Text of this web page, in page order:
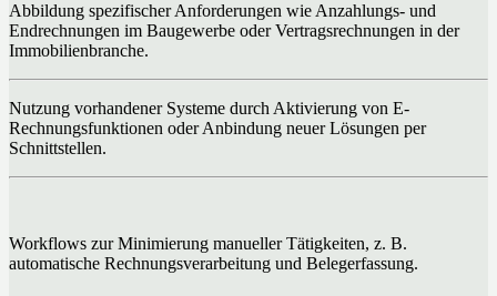
Abbildung spezifischer Anforderungen wie Anzahlungs- und
Endrechnungen im Baugewerbe oder Vertragsrechnungen in der
Immobilienbranche.
Nutzung vorhandener Systeme durch Aktivierung von E-
Rechnungsfunktionen oder Anbindung neuer Lösungen per
Schnittstellen.
Workflows zur Minimierung manueller Tätigkeiten, z. B.
automatische Rechnungsverarbeitung und Belegerfassung.